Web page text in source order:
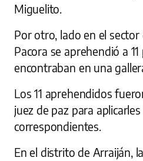
Miguelito.
Por otro, lado en el sector
Pacora se aprehendió a
encontraban en una
Los 11 aprehendidos
juez de paz para
correspondientes.
En el distrito de Arraiján,